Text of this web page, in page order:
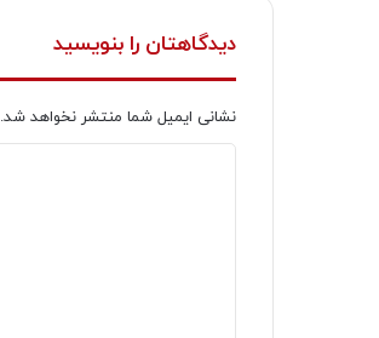
دیدگاهتان را بنویسید
نشانی ایمیل شما منتشر نخواهد شد.